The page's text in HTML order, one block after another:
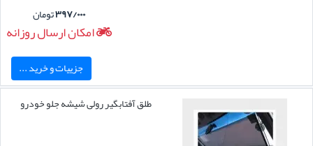
۳۹۷/۰۰۰تومان
امکان ارسال روزانه
جزییات و خرید ...
طلق آفتابگیر رولی شیشه جلو خودرو